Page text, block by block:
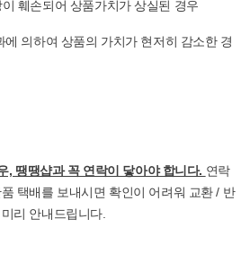
훼손되어 상품가치가 상실된 경우
의하여 상품의 가치가 현저히 감소한 경
, 땡땡샵과 꼭 연락이 닿아야 합니다. 연락
택배를 보내시면 확인이 어려워 교환 / 반
리 안내드립니다.